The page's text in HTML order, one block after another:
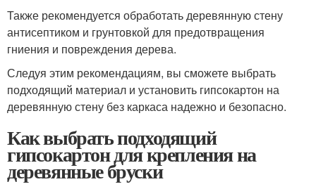
Также рекомендуется обработать деревянную стену
антисептиком и грунтовкой для предотвращения
гниения и повреждения дерева.
Следуя этим рекомендациям, вы сможете выбрать
подходящий материал и установить гипсокартон на
деревянную стену без каркаса надежно и безопасно.
Как выбрать подходящий
гипсокартон для крепления на
деревянные бруски